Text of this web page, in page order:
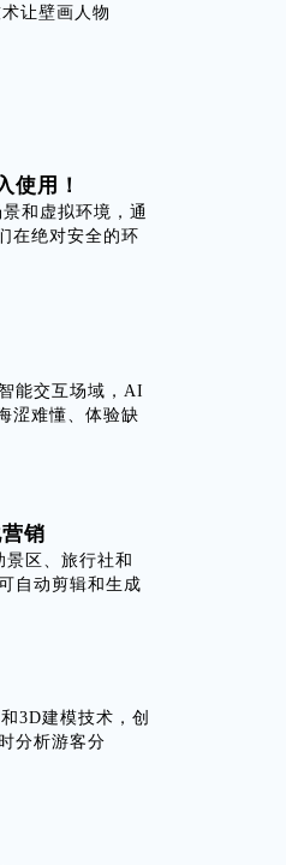
让壁画人物
使用！
和虚拟环境，通
在绝对安全的环
能交互场域，AI
涩难懂、体验缺
销
区、旅行社和
自动剪辑和生成
3D建模技术，创
分析游客分